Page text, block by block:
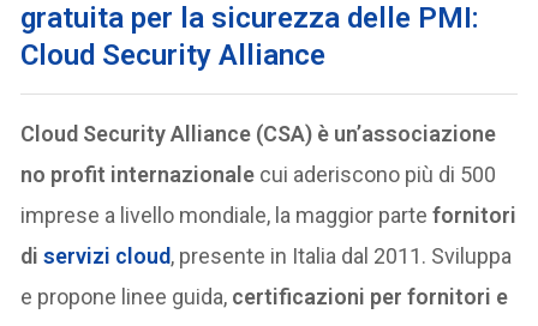
gratuita per la sicurezza delle PMI:
Cloud Security Alliance
Cloud Security Alliance (CSA) è un’associazione
no profit internazionale cui aderiscono più di 500
imprese a livello mondiale, la maggior partefornitori
diservizi cloud, presente in Italia dal 2011. Sviluppa
e propone linee guida, certificazioni per fornitori e